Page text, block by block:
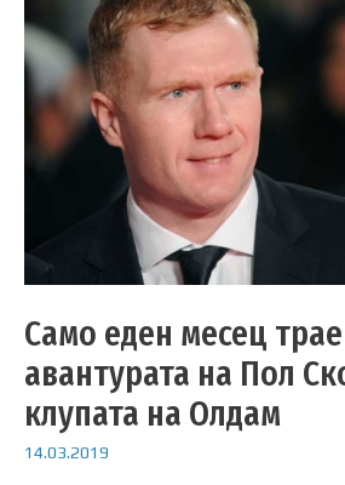
Само еден месец
авантурата на Пол
клупата на Олдам
14.03.2019